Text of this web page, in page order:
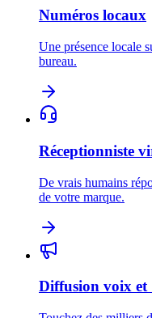
Numéros locaux
Une présence locale
bureau.
Réceptionniste
De vrais humains
de votre marque.
Diffusion voix et